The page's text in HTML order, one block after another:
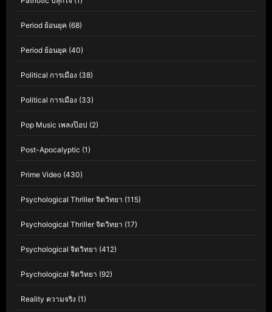
Period ย้อนยุค (68)
Period ย้อนยุค (40)
Political การเมือง (38)
Political การเมือง (33)
Pop Music เพลงป๊อป (2)
Post-Apocalyptic (1)
Prime Video (430)
Psychological Thriller จิตวิทยา (115)
Psychological Thriller จิตวิทยา (17)
Psychological จิตวิทยา (412)
Psychological จิตวิทยา (92)
Reality ความจริง (1)